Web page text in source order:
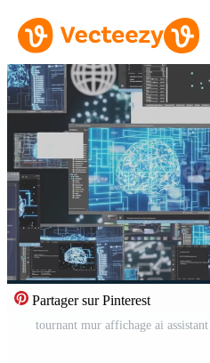
Partager sur Pinterest